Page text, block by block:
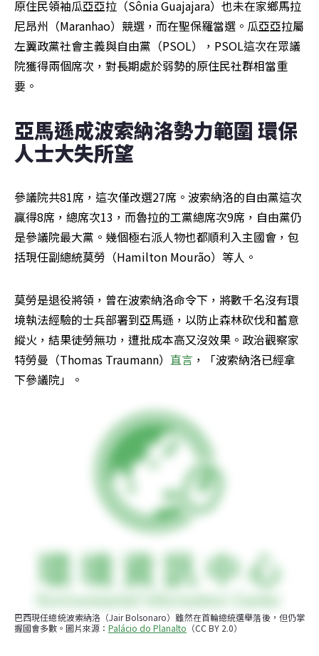
原住民領袖瓜亞亞拉（Sônia Guajajara）也未在家鄉馬拉
尼昂州（Maranhao）競選，而在聖保羅當選。瓜亞亞拉屬
左翼政黨社會主義與自由黨（PSOL），PSOL這次在眾議
院獲得兩個席次，對長期處於弱勢的原住民社群相當重
要。
亞馬遜成波索納洛勢力範圍 環保
人士大失所望
參議院共81席，這次僅改選27席。波索納洛的自由黨這次
贏得8席，總席次13，而魯拉的工黨總席次9席，自由黨仍
是參議院最大黨。幾個極右派人物也都順利入主國會，包
括現任副總統莫勞（Hamilton Mourão）等人。
莫勞是退役將領，曾在波索納洛命令下，將數千名沒有環
境執法經驗的士兵部署到亞馬遜，以防止森林砍伐和蓄意
縱火，結果徒勞無功，遭批成本高又沒效果。政治觀察家
特勞曼（Thomas Traumann） 直言 ，「波索納洛已經拿
下參議院」。
巴西現任總統波索納洛（Jair Bolsonaro）雖然在首輪總統選舉落後，但仍掌
握國會多數。圖片來源： Palácio do Planalto （CC BY 2.0）